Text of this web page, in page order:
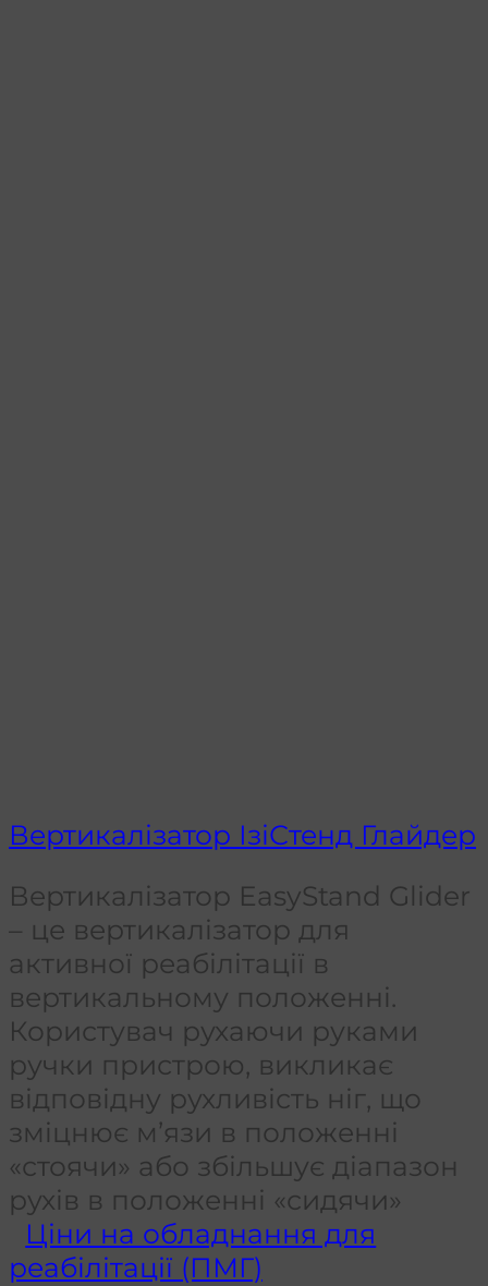
Вертикалізатор ІзіСтенд Глайдер
Вертикалізатор EasyStand Glider
– це вертикалізатор для
активної реабілітації в
вертикальному положенні.
Користувач рухаючи руками
ручки пристрою, викликає
відповідну рухливість ніг, що
зміцнює м’язи в положенні
«стоячи» або збільшує діапазон
рухів в положенні «сидячи»
Ціни на обладнання для
реабілітації (ПМГ)